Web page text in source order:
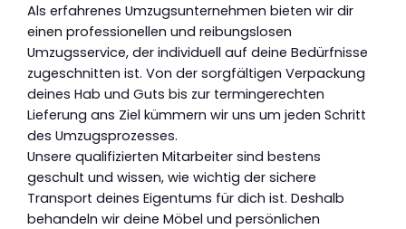
Als erfahrenes Umzugsunternehmen bieten wir dir
einen professionellen und reibungslosen
Umzugsservice, der individuell auf deine Bedürfnisse
zugeschnitten ist. Von der sorgfältigen Verpackung
deines Hab und Guts bis zur termingerechten
Lieferung ans Ziel kümmern wir uns um jeden Schritt
des Umzugsprozesses.
Unsere qualifizierten Mitarbeiter sind bestens
geschult und wissen, wie wichtig der sichere
Transport deines Eigentums für dich ist. Deshalb
behandeln wir deine Möbel und persönlichen